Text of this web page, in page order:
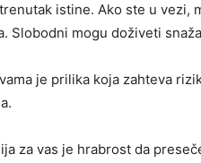
istine. Ako ste u vezi,
Slobodni mogu doživeti
je prilika koja zahteva
za vas je hrabrost da